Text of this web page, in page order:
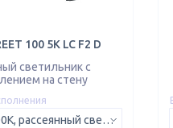
100 5K LC F2 D
светильник с
на стену
5K D – 5000K, рассеянный свет 120°